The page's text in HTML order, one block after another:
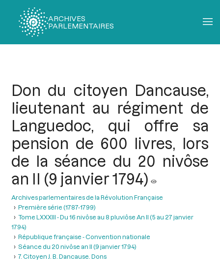
ARCHIVES
PARLEMENTAIRES
Don du citoyen Dancause,
lieutenant au régiment de
Languedoc, qui offre sa
pension de 600 livres, lors
de la séance du 20 nivôse
an II (9 janvier 1794)
Archives parlementaires de la Révolution Française
Première série (1787-1799)
Tome LXXXIII - Du 16 nivôse au 8 pluviôse An II (5 au 27 janvier
1794)
République française - Convention nationale
Séance du 20 nivôse an II (9 janvier 1794)
7. Citoyen J. B. Dancause. Dons